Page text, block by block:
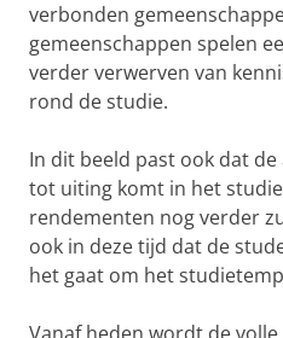
verbonden
gemeenschappen spelen
verder verwerven van
rond de studie.
In dit beeld past ook dat
tot uiting komt in het
rendementen nog verder
ook in deze tijd dat de
het gaat om het